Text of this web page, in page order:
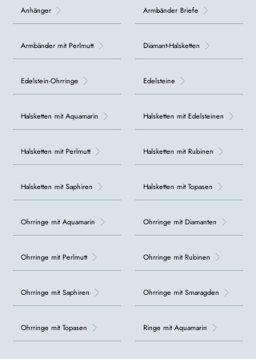
Anhänger
Armbänder mit Perlmutt
Edelstein-Ohrringe
Halsketten mit Aquamarin
Halsketten mit Perlmutt
Halsketten mit Saphiren
Ohrringe mit Aquamarin
Ohrringe mit Perlmutt
Ohrringe mit Saphiren
Ohrringe mit Topasen
Armbänder Briefe
Diamant-Halsketten
Edelsteine
Halsketten mit Edelsteinen
Halsketten mit Rubinen
Halsketten mit Topasen
Ohrringe mit Diamanten
Ohrringe mit Rubinen
Ohrringe mit Smaragden
Ringe mit Aquamarin